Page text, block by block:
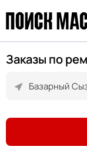
Заказы по